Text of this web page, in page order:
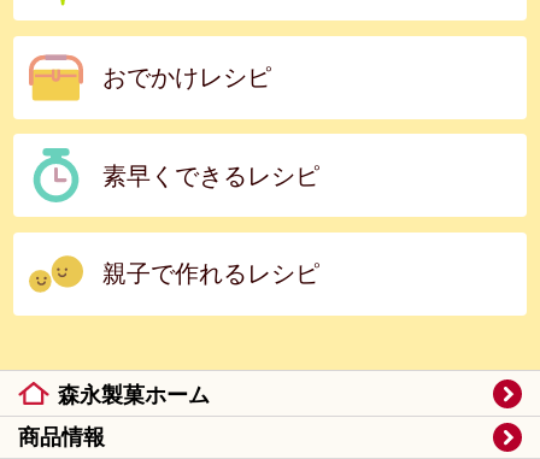
おでかけレシピ
素早くできるレシピ
親子で作れるレシピ
森永製菓ホーム
商品情報